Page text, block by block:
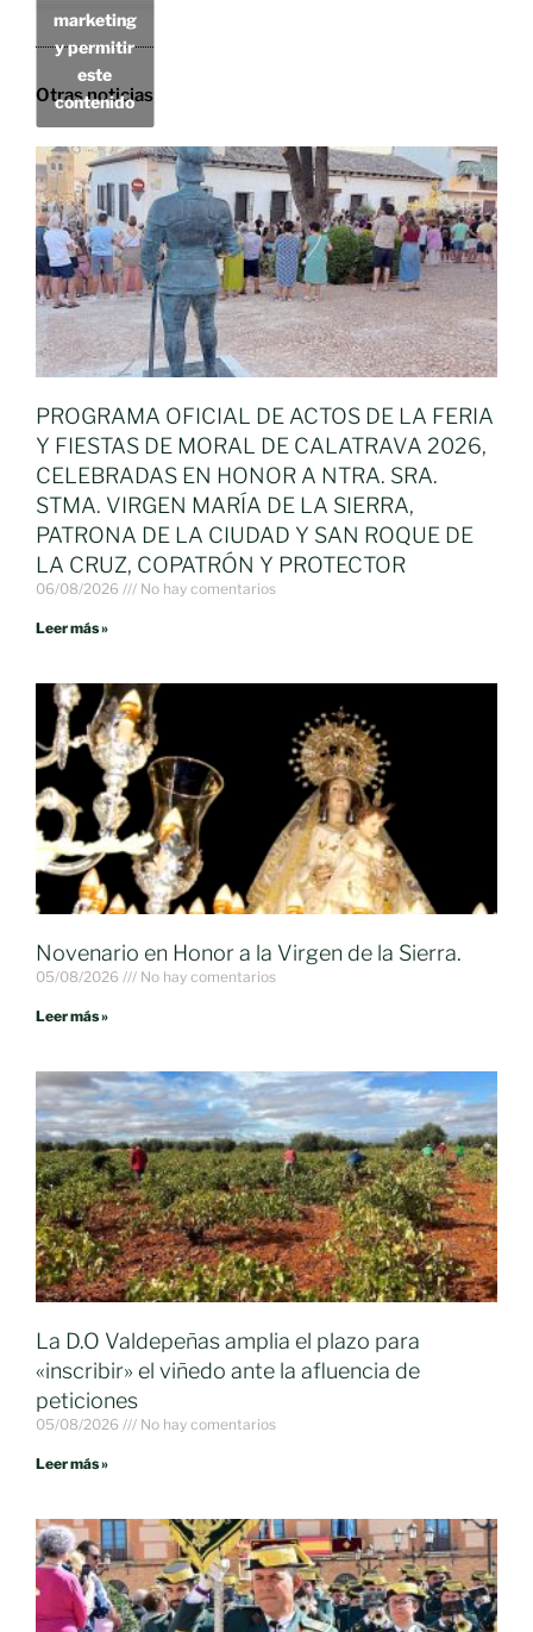
marketing
y permitir
este
contenido
Otras noticias
PROGRAMA OFICIAL DE ACTOS DE LA FERIA
Y FIESTAS DE MORAL DE CALATRAVA 2026,
CELEBRADAS EN HONOR A NTRA. SRA.
STMA. VIRGEN MARÍA DE LA SIERRA,
PATRONA DE LA CIUDAD Y SAN ROQUE DE
LA CRUZ, COPATRÓN Y PROTECTOR
06/08/2026 No hay comentarios
Leer más »
Novenario en Honor a la Virgen de la Sierra.
05/08/2026 No hay comentarios
Leer más »
La D.O Valdepeñas amplia el plazo para
«inscribir» el viñedo ante la afluencia de
peticiones
05/08/2026 No hay comentarios
Leer más »